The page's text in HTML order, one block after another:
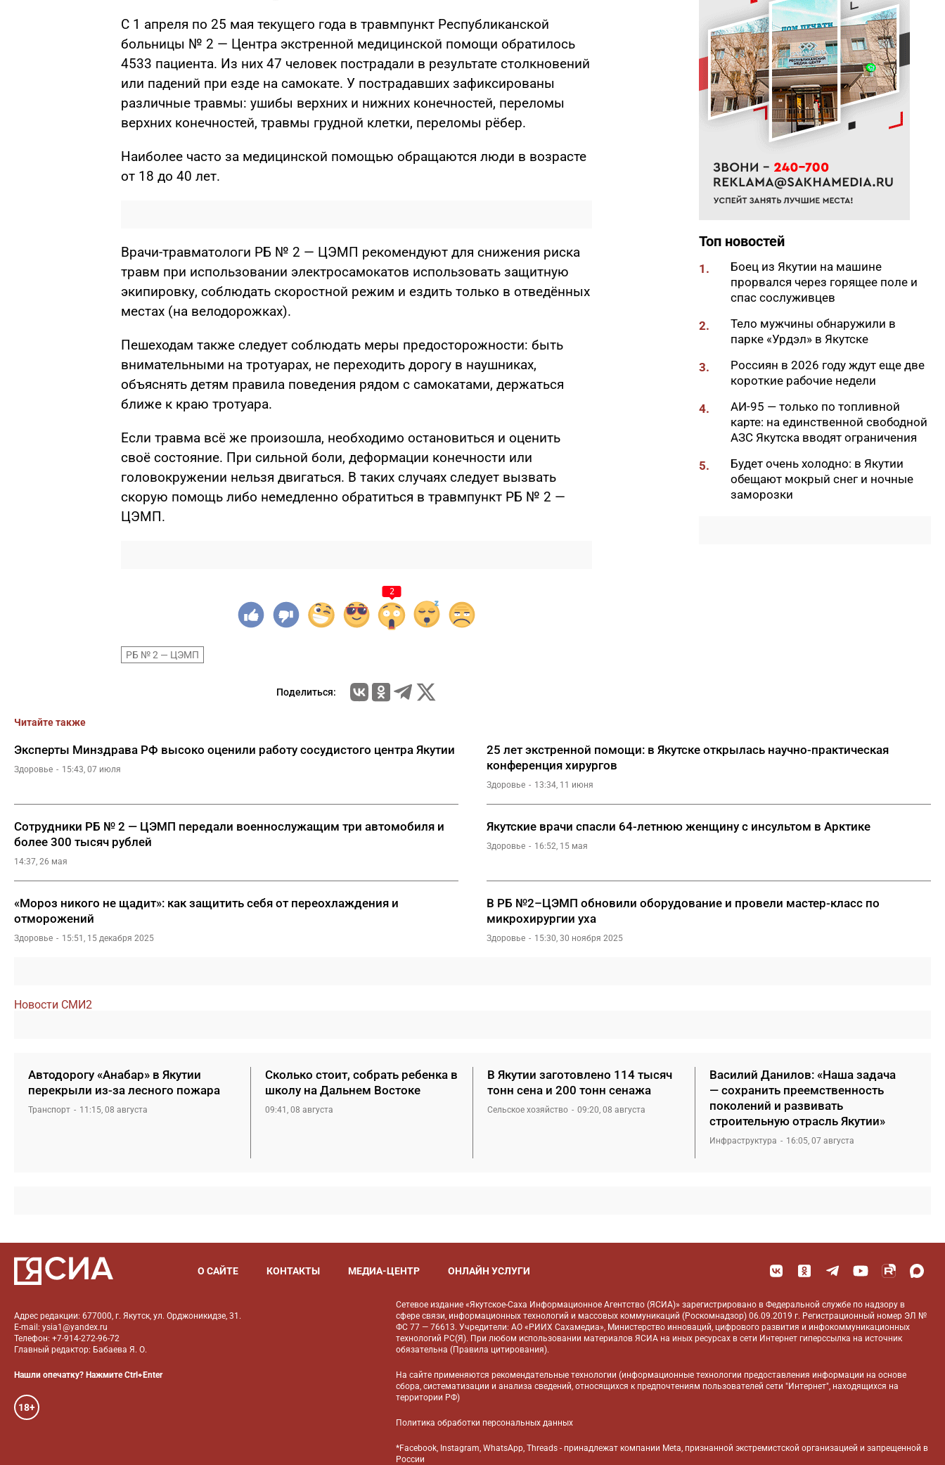
С 1 апреля по 25 мая текущего года в травмпункт Республиканской
больницы № 2 — Центра экстренной медицинской помощи обратилось
4533 пациента. Из них 47 человек пострадали в результате столкновений
или падений при езде на самокате. У пострадавших зафиксированы
различные травмы: ушибы верхних и нижних конечностей, переломы
верхних конечностей, травмы грудной клетки, переломы рёбер.
Наиболее часто за медицинской помощью обращаются люди в возрасте
от 18 до 40 лет.
Врачи-травматологи РБ № 2 — ЦЭМП рекомендуют для снижения риска
травм при использовании электросамокатов использовать защитную
экипировку, соблюдать скоростной режим и ездить только в отведённых
местах (на велодорожках).
Пешеходам также следует соблюдать меры предосторожности: быть
внимательными на тротуарах, не переходить дорогу в наушниках,
объяснять детям правила поведения рядом с самокатами, держаться
ближе к краю тротуара.
Если травма всё же произошла, необходимо остановиться и оценить
своё состояние. При сильной боли, деформации конечности или
головокружении нельзя двигаться. В таких случаях следует вызвать
скорую помощь либо немедленно обратиться в травмпункт РБ № 2 —
ЦЭМП.
2
РБ № 2 — ЦЭМП
Поделиться:
сенажа
09:00
На Камчатке завершилась
парусная экспедиция из
Якутии
06:15
До +27 градусов прогреется
воздух в Якутске в субботу
Деловая программа ВЭФ-2026
20:33
В Якутии продолжается
доукомплектование ВС РФ
поддержку психологов Якутии
19:48
В Якутии определены
приоритеты развития
«Движения Первых»
19:30
Более 26 тонн гуманитарной
помощи доставили в
пострадавший от паводка
Верхоянский район
19:00
Авторы проектов «Ты в игре»
проведут спортивные
мероприятия в рамках Дня
физкультурника
18:40
Приметы на 8 августа 2026
года: что можно и нельзя
делать в Ермолаев день
Топ новостей
1.
Боец из Якутии на машине
прорвался через горящее поле и
спас сослуживцев
2.
Тело мужчины обнаружили в
парке «Урдэл» в Якутске
3.
Россиян в 2026 году ждут еще две
короткие рабочие недели
4.
АИ-95 — только по топливной
карте: на единственной свободной
АЗС Якутска вводят ограничения
5.
Будет очень холодно: в Якутии
обещают мокрый снег и ночные
заморозки
Читайте также
Эксперты Минздрава РФ высоко оценили работу сосудистого центра Якутии
Здоровье 15:43, 07 июля
25 лет экстренной помощи: в Якутске открылась научно-практическая
конференция хирургов
Здоровье 13:34, 11 июня
Сотрудники РБ № 2 — ЦЭМП передали военнослужащим три автомобиля и
более 300 тысяч рублей
14:37, 26 мая
Якутские врачи спасли 64-летнюю женщину с инсультом в Арктике
Здоровье 16:52, 15 мая
«Мороз никого не щадит»: как защитить себя от переохлаждения и
отморожений
Здоровье 15:51, 15 декабря 2025
В РБ №2–ЦЭМП обновили оборудование и провели мастер-класс по
микрохирургии уха
Здоровье 15:30, 30 ноября 2025
Новости СМИ2
Автодорогу «Анабар» в Якутии
перекрыли из-за лесного пожара
Транспорт 11:15, 08 августа
Сколько стоит, собрать ребенка в
школу на Дальнем Востоке
09:41, 08 августа
В Якутии заготовлено 114 тысяч
тонн сена и 200 тонн сенажа
Сельское хозяйство 09:20, 08 августа
Василий Данилов: «Наша задача
— сохранить преемственность
поколений и развивать
строительную отрасль Якутии»
Инфраструктура 16:05, 07 августа
О САЙТЕ КОНТАКТЫ МЕДИА-ЦЕНТР ОНЛАЙН УСЛУГИ
Адрес редакции: 677000, г. Якутск, ул. Орджоникидзе, 31.
E-mail: ysia1@yandex.ru
Телефон: +7-914-272-96-72
Главный редактор: Бабаева Я. О.
Нашли опечатку? Нажмите Ctrl+Enter
18+
Сетевое издание «Якутское-Саха Информационное Агентство (ЯСИА)» зарегистрировано в Федеральной службе по надзору в
сфере связи, информационных технологий и массовых коммуникаций (Роскомнадзор) 06.09.2019 г. Регистрационный номер ЭЛ №
ФС 77 — 76613. Учредители: АО «РИИХ Сахамедиа», Министерство инноваций, цифрового развития и инфокоммуникационных
технологий РС(Я). При любом использовании материалов ЯСИА на иных ресурсах в сети Интернет гиперссылка на источник
обязательна (Правила цитирования).
На сайте применяютсярекомендательные технологии (информационные технологии предоставления информации на основе
сбора, систематизации и анализа сведений, относящихся к предпочтениям пользователей сети "Интернет", находящихся на
территории РФ)
Политика обработки персональных данных
*Facebook, Instagram, WhatsApp, Threads - принадлежат компании Meta, признанной экстремистской организацией и запрещенной в
России